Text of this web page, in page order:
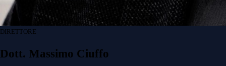
DIRETTORE
Dott. Massimo Ciuffo